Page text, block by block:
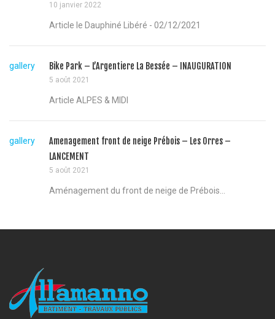
10 janvier 2022
Article le Dauphiné Libéré - 02/12/2021
gallery Bike Park – L’Argentiere La Bessée – INAUGURATION
5 août 2021
Article ALPES & MIDI
gallery
Amenagement front de neige Prébois – Les Orres –
LANCEMENT
5 août 2021
Aménagement du front de neige de Prébois...